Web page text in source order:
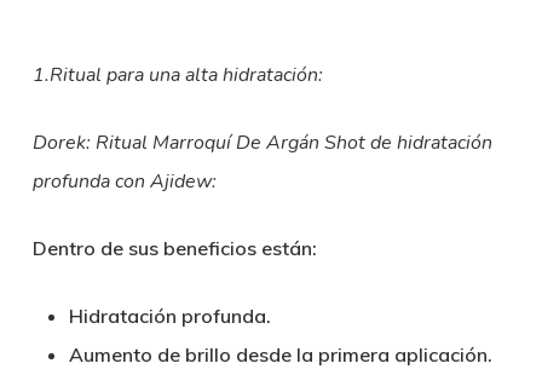
1.Ritual para una alta hidratación:
Dorek: Ritual Marroquí De Argán Shot de hidratación
profunda con Ajidew:
Dentro de sus beneficios están:
Hidratación profunda.
Aumento de brillo desde la primera aplicación.